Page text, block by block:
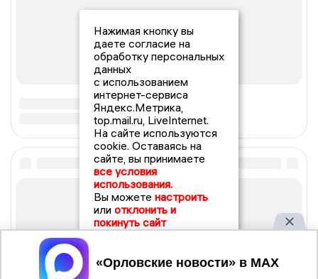
Нажимая кнопку вы
даете согласие на
обработку персональных
данных
с использованием
интернет-сервиса
Яндекс.Метрика,
top.mail.ru, LiveInternet.
На сайте используются
cookie. Оставаясь на
сайте, вы принимаете
все условия
использования.
Вы можете настроить
или отклонить и
покинуть сайт
Принять